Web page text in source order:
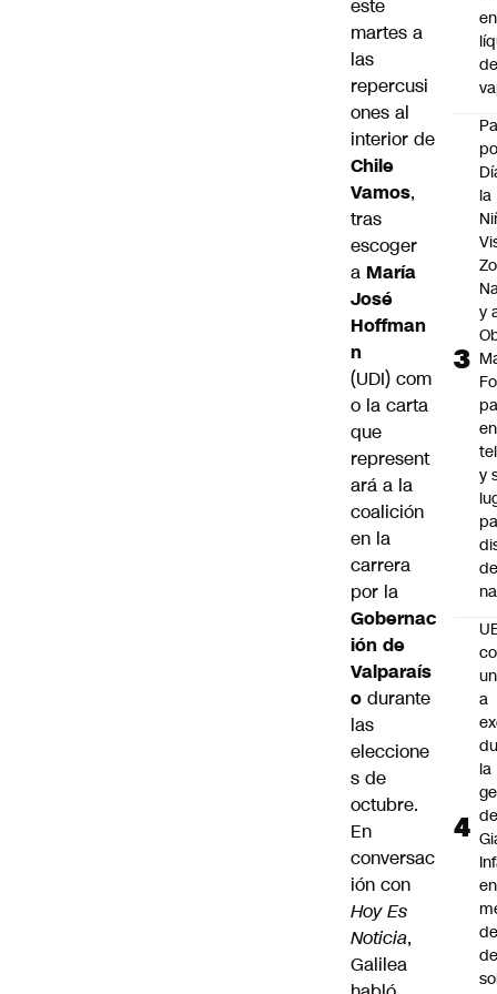
este
martes a
las
repercusi
ones al
interior de
Chile
Vamos,
tras
escoger
a María
José
Hoffman
n
(UDI) com
o la carta
que
represent
ará a la
coalición
en la
carrera
por la
Gobernac
ión de
Valparaís
o durante
las
eleccione
s de
octubre.
En
conversac
ión con
Hoy Es
Noticia,
Galilea
en
de
la
y
en
y
a
la
de
en
de